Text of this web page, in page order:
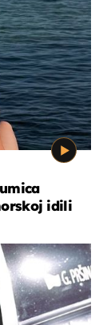
idili